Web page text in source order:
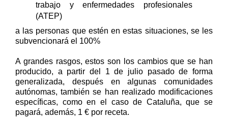
trabajo y enfermedades profesionales
(ATEP)
a las personas que estén en estas situaciones, se les
subvencionará el 100%
A grandes rasgos, estos son los cambios que se han
producido, a partir del 1 de julio pasado de forma
generalizada, después en algunas comunidades
autónomas, también se han realizado modificaciones
específicas, como en el caso de Cataluña, que se
pagará, además, 1 € por receta.